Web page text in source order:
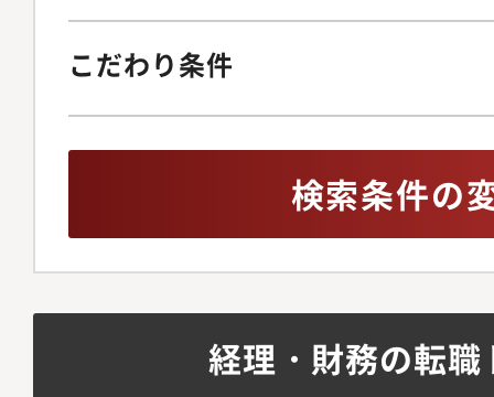
こだわり条件
検索条件の
経理・財務の転